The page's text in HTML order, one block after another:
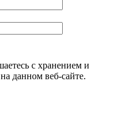
с хранением и
данном веб-сайте.